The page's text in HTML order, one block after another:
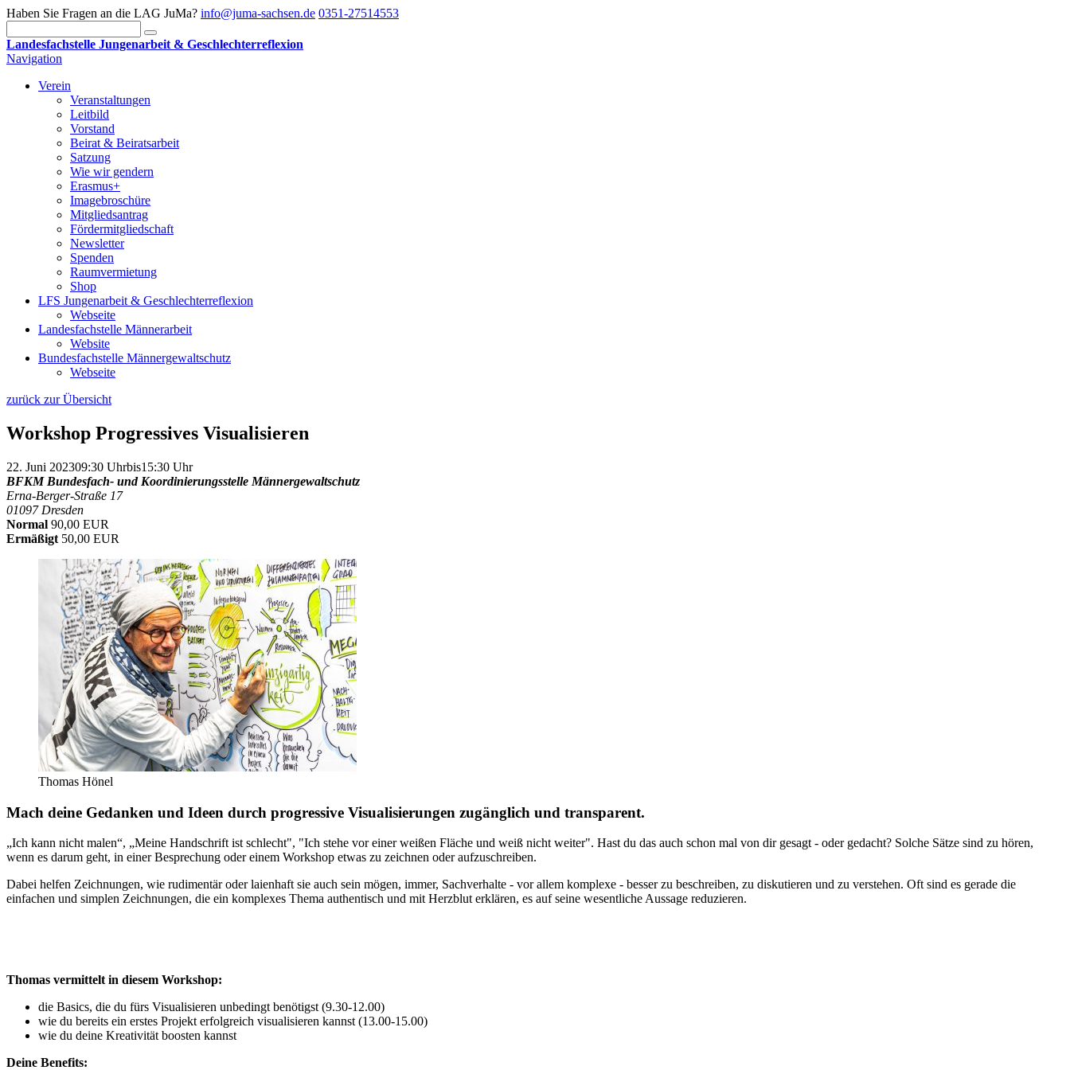
Haben Sie Fragen an die LAG JuMa? info@juma-sachsen.de 0351-27514553
Landesfachstelle Jungenarbeit & Geschlechterreflexion
Navigation
Verein
Veranstaltungen
Leitbild
Vorstand
Beirat & Beiratsarbeit
Satzung
Wie wir gendern
Erasmus+
Imagebroschüre
Mitgliedsantrag
Fördermitgliedschaft
Newsletter
Spenden
Raumvermietung
Shop
LFS Jungenarbeit & Geschlechterreflexion
Webseite
Landesfachstelle Männerarbeit
Website
Bundesfachstelle Männergewaltschutz
Webseite
zurück zur Übersicht
Workshop Progressives Visualisieren
22. Juni 202309:30 Uhrbis15:30 Uhr
BFKM Bundesfach- und Koordinierungsstelle Männergewaltschutz
Erna-Berger-Straße 17
01097 Dresden
Normal 90,00 EUR
Ermäßigt 50,00 EUR
Thomas Hönel
Mach deine Gedanken und Ideen durch progressive Visualisierungen zugänglich und transparent.
„Ich kann nicht malen“, „Meine Handschrift ist schlecht", "Ich stehe vor einer weißen Fläche und weiß nicht weiter". Hast du das auch schon mal von dir gesagt - oder gedacht? Solche Sätze sind zu hören,
wenn es darum geht, in einer Besprechung oder einem Workshop etwas zu zeichnen oder aufzuschreiben.
Dabei helfen Zeichnungen, wie rudimentär oder laienhaft sie auch sein mögen, immer, Sachverhalte - vor allem komplexe - besser zu beschreiben, zu diskutieren und zu verstehen. Oft sind es gerade die
einfachen und simplen Zeichnungen, die ein komplexes Thema authentisch und mit Herzblut erklären, es auf seine wesentliche Aussage reduzieren.
Thomas vermittelt in diesem Workshop:
die Basics, die du fürs Visualisieren unbedingt benötigst (9.30-12.00)
wie du bereits ein erstes Projekt erfolgreich visualisieren kannst (13.00-15.00)
wie du deine Kreativität boosten kannst
Deine Benefits: